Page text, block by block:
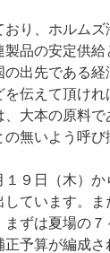
り、ホルム
品の安定供
出先である
伝えて頂け
大本の原料
無いよう呼び
９日（木）
ています。
ずは夏場の
予算が編成さ